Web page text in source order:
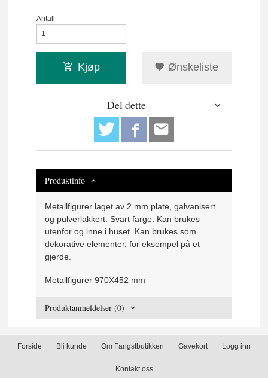
Antall
Kjøp Ønskeliste
Del dette
Produktinfo
Metallfigurer laget av 2 mm plate, galvanisert
og pulverlakkert. Svart farge. Kan brukes
utenfor og inne i huset. Kan brukes som
dekorative elementer, for eksempel på et
gjerde.
Metallfigurer 970X452 mm
Produktanmeldelser (0)
Forside Bli kunde Om Fangstbutikken Gavekort Logg inn
Kontakt oss